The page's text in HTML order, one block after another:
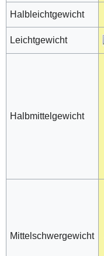
Halbleichtgewicht
Leichtgewicht
Halbmittelgewicht
Mittelschwergewicht